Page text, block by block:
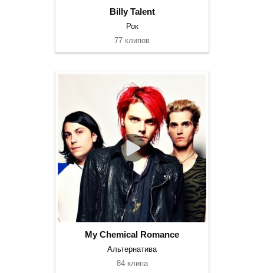
Billy Talent
Рок
77 клипов
My Chemical Romance
Альтернатива
84 клипа